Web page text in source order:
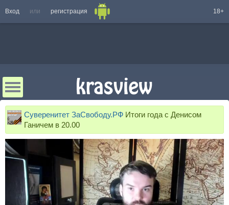
Вход или регистрация 18+
Суверенитет ЗаСвободу.РФ Итоги года с Денисом
Ганичем в 20.00